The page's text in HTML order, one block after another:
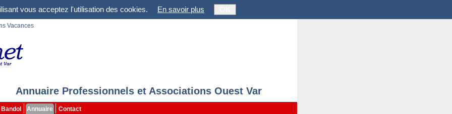
vous acceptez l'utilisation des cookies. En savoir plus
Vacances
Annuaire Professionnels et Associations Ouest Var
Bandol Annuaire
Contact